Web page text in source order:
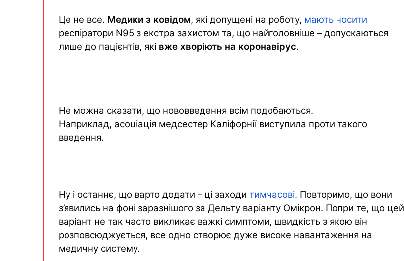
Це не все. Медики з ковідом, які допущені на роботу, мають носити
респіратори N95 з екстра захистом та, що найголовніше – допускаються
лише до пацієнтів, які вже хворіють на коронавірус.
Не можна сказати, що нововведення всім подобаються.
Наприклад, асоціація медсестер Каліфорнії виступила проти такого
введення.
Ну і останнє, що варто додати –ці заходи тимчасові. Повторимо, що вони
з’явились на фоні заразнішого за Дельту варіанту Омікрон. Попри те, що цей
варіант не так часто викликає важкі симптоми, швидкість з якою він
розповсюджується, все одно створює дуже високе навантаження на
медичну систему.